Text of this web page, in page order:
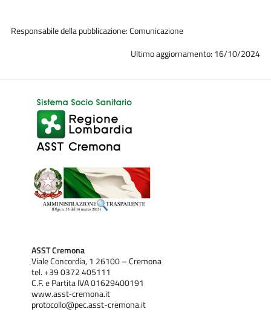
Responsabile della pubblicazione: Comunicazione
Ultimo aggiornamento: 16/10/2024
ASST Cremona
Viale Concordia, 1 26100 – Cremona
tel. +39 0372 405111
C.F. e Partita IVA 01629400191
www.asst‐cremona.it
protocollo@pec.asst-cremona.it